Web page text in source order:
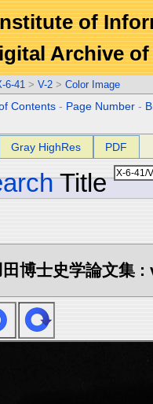
of
Archive
6-41 > V-2 > Color Image
Contents - Page Number -
Gray HighRes PDF
Title
田博士史学論文集 :